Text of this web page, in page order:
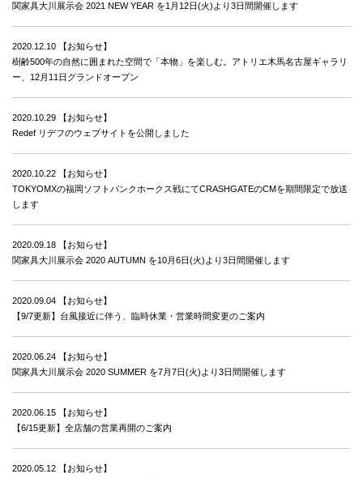
関家具大川展示会 2021 NEW YEAR を1月12日(火)より3日間開催します
2020.12.10
【お知らせ】
樹齢500年の自然に囲まれた空間で「本物」を楽しむ。アトリエ木馬名古屋ギャラリ
ー、12月11日グランドオープン
2020.10.29
【お知らせ】
Redef リデフのウェブサイトを公開しました
2020.10.22
【お知らせ】
TOKYOMXの福岡ソフトバンクホークス戦にてCRASHGATEのCMを期間限定で放送
します
2020.09.18
【お知らせ】
関家具大川展示会 2020 AUTUMN を10月6日(火)より3日間開催します
2020.09.04
【お知らせ】
【9/7更新】台風接近に伴う、臨時休業・営業時間変更のご案内
2020.06.24
【お知らせ】
関家具大川展示会 2020 SUMMER を7月7日(火)より3日間開催します
2020.06.15
【お知らせ】
【6/15更新】全店舗の営業再開のご案内
2020.05.12
【お知らせ】